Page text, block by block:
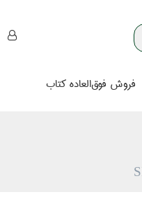
فروش فوق‌العاده كتاب